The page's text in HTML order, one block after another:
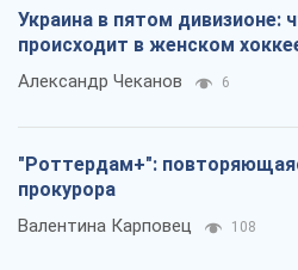
Украина в пятом дивизионе:
происходит в женском
Александр Чеканов 6
"Роттердам+":
прокурора
Валентина Карповец 108